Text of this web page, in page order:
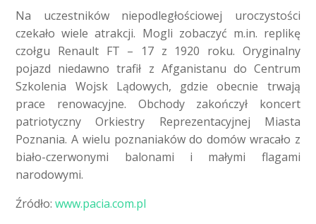
Na uczestników niepodległościowej uroczystości
czekało wiele atrakcji. Mogli zobaczyć m.in. replikę
czołgu Renault FT – 17 z 1920 roku. Oryginalny
pojazd niedawno trafił z Afganistanu do Centrum
Szkolenia Wojsk Lądowych, gdzie obecnie trwają
prace renowacyjne. Obchody zakończył koncert
patriotyczny Orkiestry Reprezentacyjnej Miasta
Poznania. A wielu poznaniaków do domów wracało z
biało-czerwonymi balonami i małymi flagami
narodowymi.
Źródło: www.pacia.com.pl